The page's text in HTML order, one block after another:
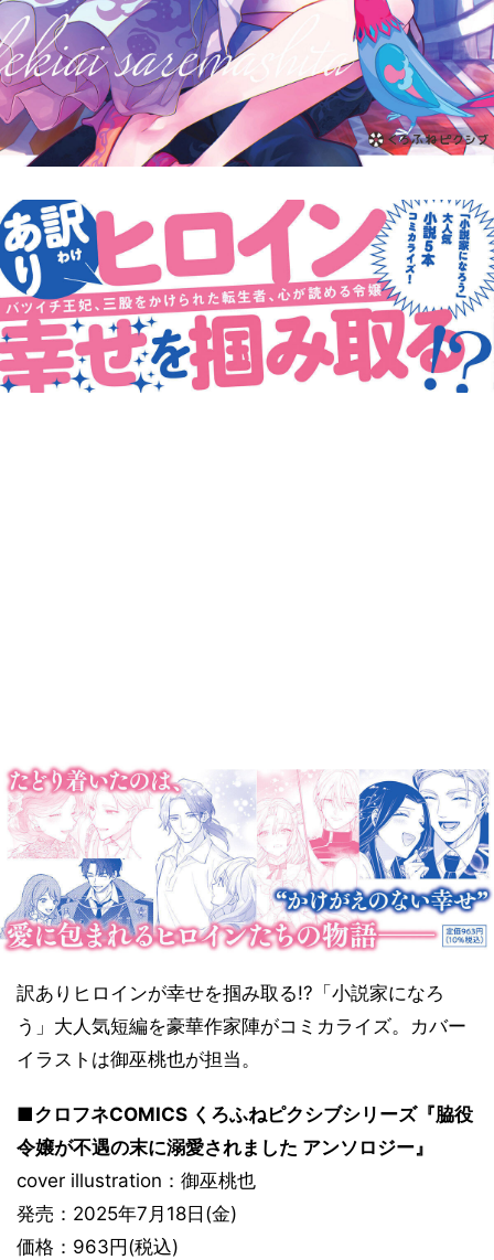
訳ありヒロインが幸せを掴み取る!?「小説家になろ
う」大人気短編を豪華作家陣がコミカライズ。カバー
イラストは御巫桃也が担当。
■クロフネCOMICS くろふねピクシブシリーズ『脇役
令嬢が不遇の末に溺愛されました アンソロジー』
cover illustration：御巫桃也
発売：2025年7月18日(金)
価格：963円(税込)